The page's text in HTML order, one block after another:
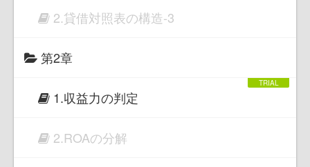
2.貸借対照表の構造-3
第2章
1.収益力の判定
2.ROAの分解